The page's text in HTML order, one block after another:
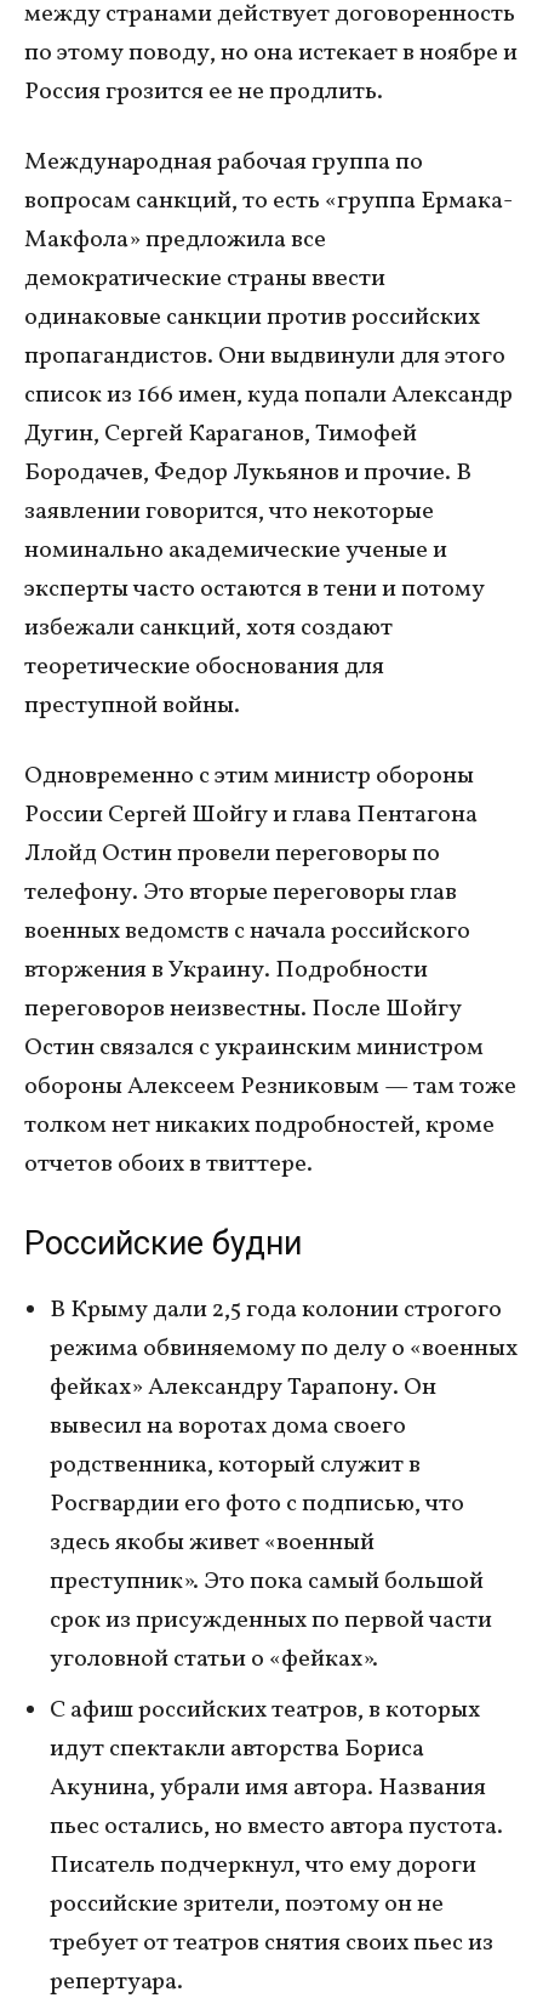
между странами действует договоренность
по этому поводу, но она истекает в ноябре и
Россия грозится ее не продлить.
Международная рабочая группа по
вопросам санкций, то есть «группа Ермака-
Макфола» предложила все
демократические страны ввести
одинаковые санкции против российских
пропагандистов. Они выдвинули для этого
список из 166 имен, куда попали Александр
Дугин, Сергей Караганов, Тимофей
Бородачев, Федор Лукьянов и прочие. В
заявлении говорится, что некоторые
номинально академические ученые и
эксперты часто остаются в тени и потому
избежали санкций, хотя создают
теоретические обоснования для
преступной войны.
Одновременно с этим министр обороны
России Сергей Шойгу и глава Пентагона
Ллойд Остин провели переговоры по
телефону. Это вторые переговоры глав
военных ведомств с начала российского
вторжения в Украину. Подробности
переговоров неизвестны. После Шойгу
Остин связался с украинским министром
обороны Алексеем Резниковым — там тоже
толком нет никаких подробностей, кроме
отчетов обоих в твиттере.
Российские будни
В Крыму дали 2,5 года колонии строгого
режима обвиняемому по делу о «военных
фейках» Александру Тарапону. Он
вывесил на воротах дома своего
родственника, который служит в
Росгвардии его фото с подписью, что
здесь якобы живет «военный
преступник». Это пока самый большой
срок из присужденных по первой части
уголовной статьи о «фейках».
С афиш российских театров, в которых
идут спектакли авторства Бориса
Акунина, убрали имя автора. Названия
пьес остались, но вместо автора пустота.
Писатель подчеркнул, что ему дороги
российские зрители, поэтому он не
требует от театров снятия своих пьес из
репертуара.